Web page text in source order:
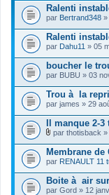
i
e
r
(
s
)
j
o
i
t
(
s
)
Ralenti
par Bertrand348 »
Ralenti
par Dahu11 » 05
boucher le
par BUBU » 03
Trou à la
par james » 29
Il manque 2-
F
i
c
h
i
e
r
par thotisback »
Membrane de
par RENAULT 11
Boite à air
par Gord » 12